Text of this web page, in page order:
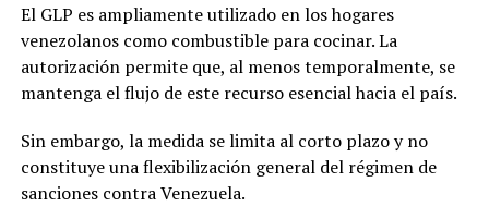
El GLP es ampliamente utilizado en los hogares
venezolanos como combustible para cocinar. La
autorización permite que, al menos temporalmente, se
mantenga el flujo de este recurso esencial hacia el país.
Sin embargo, la medida se limita al corto plazo y no
constituye una flexibilización general del régimen de
sanciones contra Venezuela.